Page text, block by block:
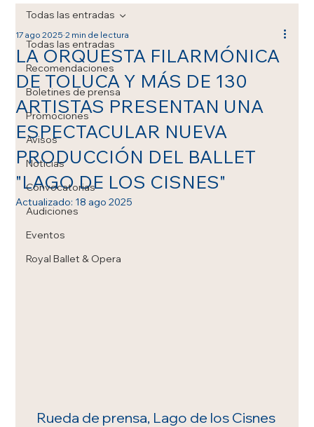
Todas las entradas
Recomendaciones
Boletines de prensa
Promociones
Avisos
Noticias
Convocatorias
Audiciones
Eventos
Royal Ballet & Opera
Todas las entradas
LA ORQUESTA FILARMÓNICA
DE TOLUCA Y MÁS DE 130
ARTISTAS PRESENTAN UNA
ESPECTACULAR NUEVA
PRODUCCIÓN DEL BALLET
"LAGO DE LOS CISNES"
17 ago 2025 2 min de lectura
Actualizado: 18 ago 2025
Rueda de prensa, Lago de los Cisnes